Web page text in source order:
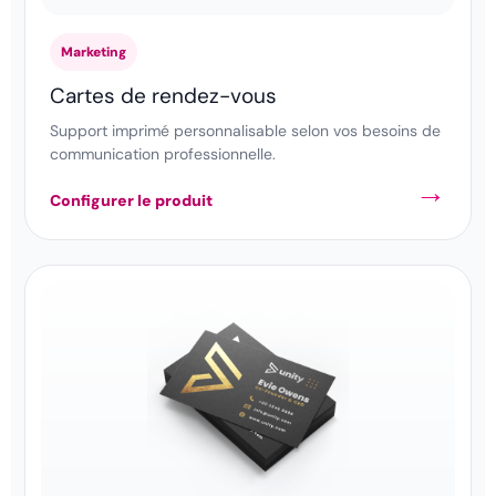
Marketing
Cartes de rendez-vous
Support imprimé personnalisable selon vos besoins de
communication professionnelle.
Configurer le produit